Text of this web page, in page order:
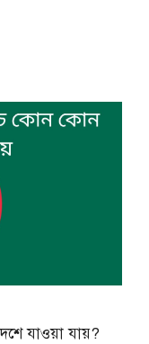
যাওয়া যায়?